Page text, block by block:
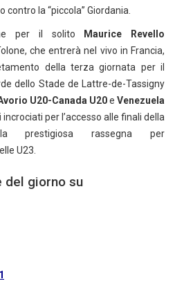
la “piccola” Giordania.
per il solito
Maurice Revello
che entrerà nel vivo in Francia,
della terza giornata per il
dello Stade de Lattre-de-Tassigny
U20-Canada U20e Venezuela
incrociati per l’accesso alle finali della
prestigiosa rassegna per
U23.
del giorno su